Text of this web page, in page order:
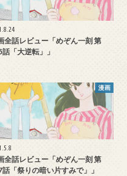
全話レビュー「めぞん一刻 第
話「大逆転」」
漫画
全話レビュー「めぞん一刻 第
話「祭りの暗い片すみで」」